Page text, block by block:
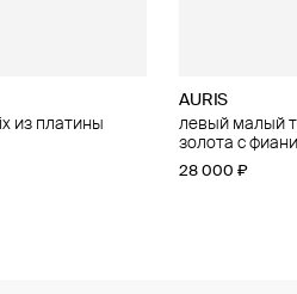
из платины
AURIS
левый малый
золота с
28 000 ₽
из платины
AURIS
большой топ
золота с
25 800 ₽